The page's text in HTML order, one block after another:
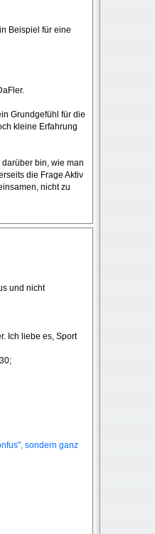
Beispiel für eine
Grundgefühl für die
kleine Erfahrung
bin, wie man
die Frage Aktiv
nicht zu
und nicht
Ich liebe es, Sport
sondern ganz